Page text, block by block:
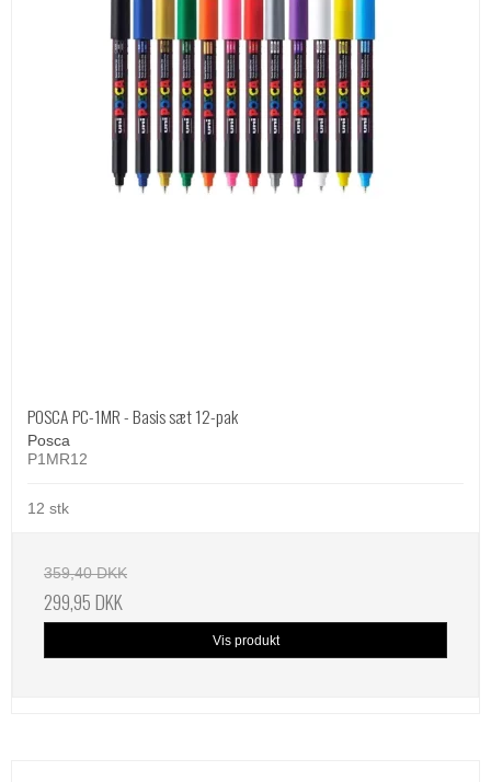
POSCA PC-1MR - Basis sæt 12-pak
Posca
P1MR12
12 stk
359,40 DKK
299,95 DKK
Vis produkt